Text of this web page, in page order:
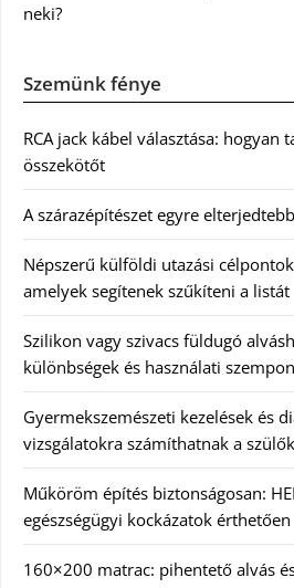
neki?
Szemünk fénye
RCA jack kábel választása: hogyan
összekötőt
A szárazépítészet egyre
Népszerű külföldi utazási
amelyek segítenek szűkíteni a listát
Szilikon vagy szivacs füldugó
különbségek és használati
Gyermekszemészeti kezelések és
vizsgálatokra számíthatnak a
Műköröm építés biztonságosan:
egészségügyi kockázatok érthetően
160×200 matrac: pihentető alvás